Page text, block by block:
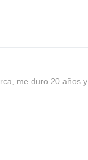
me duro 20 años